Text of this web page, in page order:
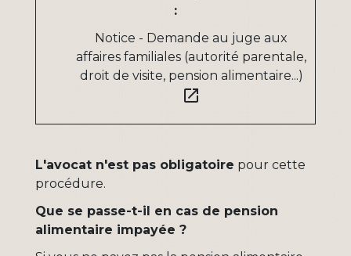
:
Notice - Demande au juge aux
affaires familiales (autorité parentale,
droit de visite, pension alimentaire...)
open_in_new
L'avocat n'est pas obligatoire pour cette
procédure.
Que se passe-t-il en cas de pension
alimentaire impayée ?